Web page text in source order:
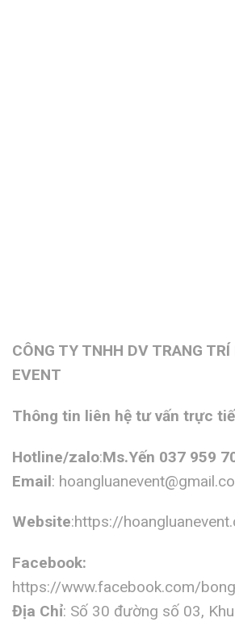
CÔNG TY TNHH DV TRANG TRÍ
EVENT
Thông tin liên hệ tư vấn trực
Hotline/zalo:Ms.Yến 037 959
Email:
Website:https://
Facebook:
https://www.facebook.com/
Địa Chỉ: Số 30 đường số 03,